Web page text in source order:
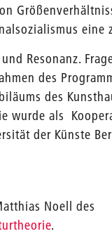
eine
Resonanz.
des
des
wurde als
der Künste
Noell des
.